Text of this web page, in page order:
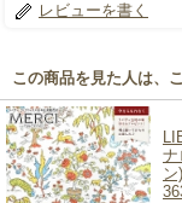
レビューを書く
この商品を見た人は、
ナ